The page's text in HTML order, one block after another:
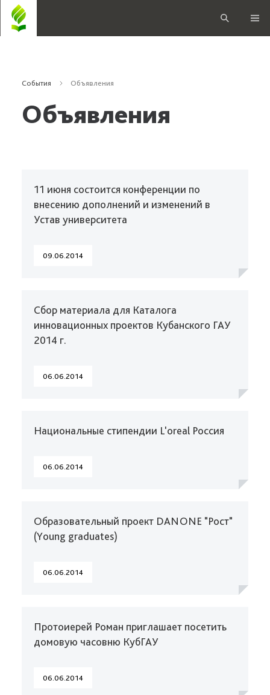
События Объявления
Объявления
11 июня состоится конференции по
внесению дополнений и изменений в
Устав университета
09.06.2014
Сбор материала для Каталога
инновационных проектов Кубанского ГАУ
2014 г.
06.06.2014
Национальные стипендии L'oreal Россия
06.06.2014
Образовательный проект DANONE "Рост"
(Young graduates)
06.06.2014
Протоиерей Роман приглашает посетить
домовую часовню КубГАУ
06.06.2014